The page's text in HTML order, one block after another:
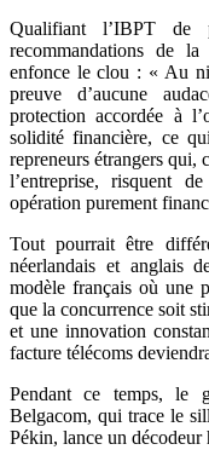
Qualifiant l’IBPT de
recommandations de
enfonce le clou : « Au
preuve d’aucune
protection accordée à
solidité financière, ce
repreneurs étrangers qui,
l’entreprise, risquent
opération purement
Tout pourrait être
néerlandais et anglais
modèle français où une
que la concurrence soit
et une innovation
facture télécoms
Pendant ce temps, le
Belgacom, qui trace le
Pékin, lance un décodeur